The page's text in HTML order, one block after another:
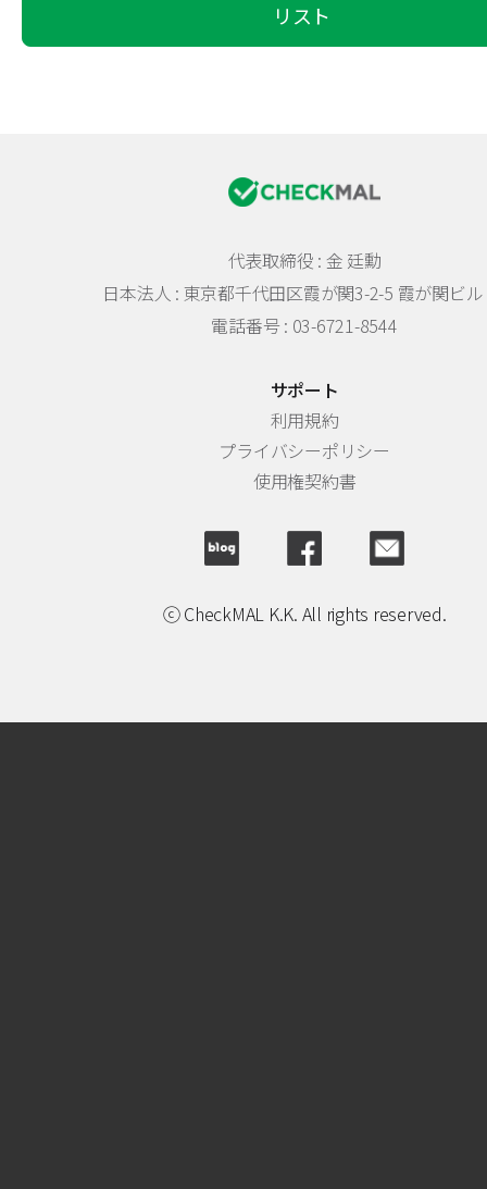
リスト
代表取締役 : 金 廷勳
日本法人 : 東京都千代田区霞が関3-2-5 霞が関ビル
電話番号 : 03-6721-8544
サポート
利用規約
プライバシーポリシー
使用権契約書
ⓒ CheckMAL K.K. All rights reserved.